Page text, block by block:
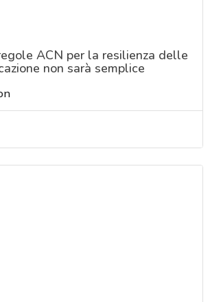
ACN per la resilienza delle
non sarà semplice